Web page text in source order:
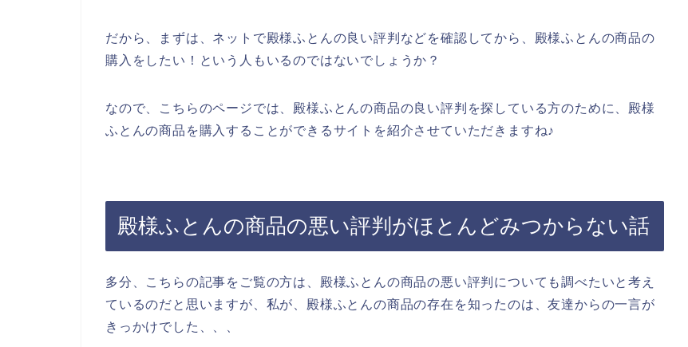
だから、まずは、ネットで殿様ふとんの良い評判などを確認してから、殿様ふとんの商品の
購入をしたい！という人もいるのではないでしょうか？
なので、こちらのページでは、殿様ふとんの商品の良い評判を探している方のために、殿様
ふとんの商品を購入することができるサイトを紹介させていただきますね♪
殿様ふとんの商品の悪い評判がほとんどみつからない話
多分、こちらの記事をご覧の方は、殿様ふとんの商品の悪い評判についても調べたいと考え
ているのだと思いますが、私が、殿様ふとんの商品の存在を知ったのは、友達からの一言が
きっかけでした、、、